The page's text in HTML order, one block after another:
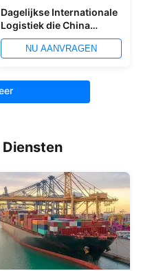
Dagelijkse Internationale
Logistiek die China
verschepen aan de de
Ladingsdienst van
NU AANVRAGEN